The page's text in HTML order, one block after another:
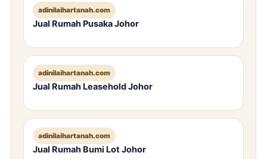
adinilaihartanah.com
Jual Rumah Pusaka Johor
adinilaihartanah.com
Jual Rumah Leasehold Johor
adinilaihartanah.com
Jual Rumah Bumi Lot Johor